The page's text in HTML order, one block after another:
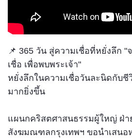
📌 365 วัน สู่ความเชื่อที่หยั่งลึก
เชื่อ เพื่อพบพระเจ้า"
หยั่งลึกในความเชื่อวันละนิดกับชี
มากยิ่งขึ้น
แผนกคริสตศาสนธรรมผู้ใหญ่ ฝ่า
สังฆมณฑลกรุงเทพฯ ขอนำเสนอ